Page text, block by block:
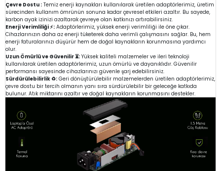
Çevre Dostu : Temiz enerji kaynakları kullanılarak üretilen adaptörlerimiz, üretim
sürecinden kullanım ömrünün sonuna kadar çevresel etkileri azaltır. Bu sayede,
karbon ayak izinizi azaltarak çevreye olan katkınızı artırabilirsiniz.
Enerji Verimliliği ⚡: Adaptörlerimiz, yüksek enerji verimliliği ile öne çıkar.
Cihazlarınızın daha az enerji tüketerek daha verimli çalışmasını sağlar. Bu, hem
enerji faturalarınızı düşürür hem de doğal kaynakların korunmasına yardımcı
olur.
Uzun Ömürlü ve Güvenilir ⏳: Yüksek kaliteli malzemeler ve ileri teknoloji
kullanılarak üretilen adaptörlerimiz, uzun ömürlü ve dayanıklıdır. Güvenilir
performansı sayesinde cihazlarınızı güvenle şarj edebilirsiniz.
Sürdürülebilirlik ♻️: Geri dönüştürülebilir malzemelerden üretilen adaptörlerimiz,
çevre dostu bir tercih olmanın yanı sıra sürdürülebilir bir geleceğe katkıda
bulunur. Atık miktarını azaltır ve doğal kaynakların korunmasını destekler.